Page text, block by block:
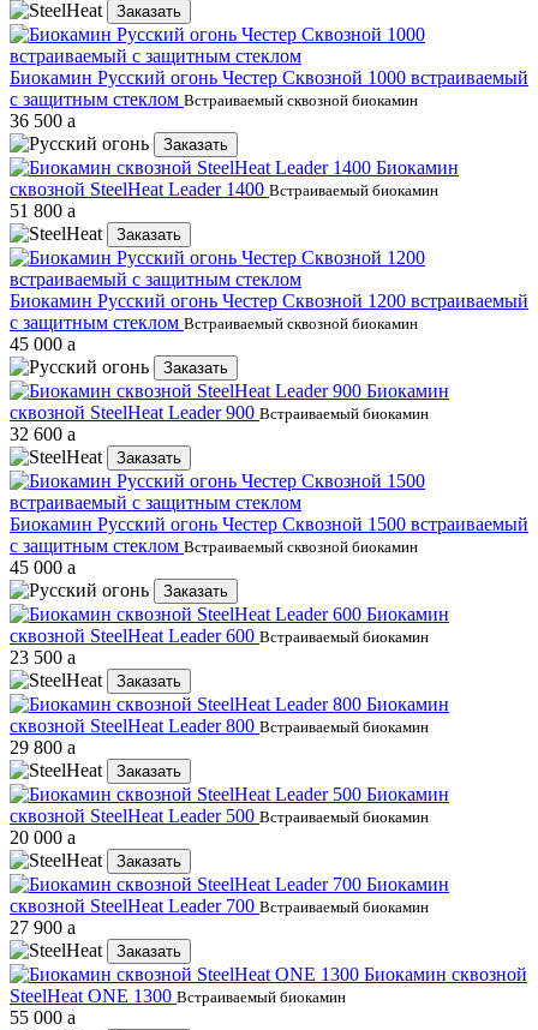
Заказать
Биокамин Русский огонь Честер Сквозной 1000 встраиваемый
с защитным стеклом Встраиваемый сквозной биокамин
36 500 a
Заказать
Биокамин
сквозной SteelHeat Leader 1400 Встраиваемый биокамин
51 800 a
Заказать
Биокамин Русский огонь Честер Сквозной 1200 встраиваемый
с защитным стеклом Встраиваемый сквозной биокамин
45 000 a
Заказать
Биокамин
сквозной SteelHeat Leader 900 Встраиваемый биокамин
32 600 a
Заказать
Биокамин Русский огонь Честер Сквозной 1500 встраиваемый
с защитным стеклом Встраиваемый сквозной биокамин
45 000 a
Заказать
Биокамин
сквозной SteelHeat Leader 600 Встраиваемый биокамин
23 500 a
Заказать
Биокамин
сквозной SteelHeat Leader 800 Встраиваемый биокамин
29 800 a
Заказать
Биокамин
сквозной SteelHeat Leader 500 Встраиваемый биокамин
20 000 a
Заказать
Биокамин
сквозной SteelHeat Leader 700 Встраиваемый биокамин
27 900 a
Заказать
Биокамин сквозной
SteelHeat ONE 1300 Встраиваемый биокамин
55 000 a